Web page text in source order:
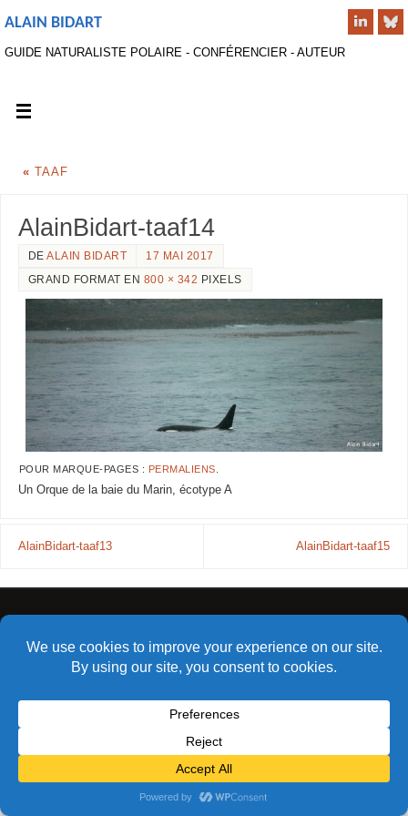
ALAIN BIDART
GUIDE NATURALISTE POLAIRE - CONFÉRENCIER - AUTEUR
« TAAF
AlainBidart-taaf14
DEALAIN BIDART
17 MAI 2017
GRAND FORMAT EN 800 × 342 PIXELS
POUR MARQUE-PAGES : PERMALIENS
Un Orque de la baie du Marin, écotype A
AlainBidart-taaf13 AlainBidart-taaf15
FIÈREMENT PROPULSÉ PARPARABOLA & WORDPRESS.